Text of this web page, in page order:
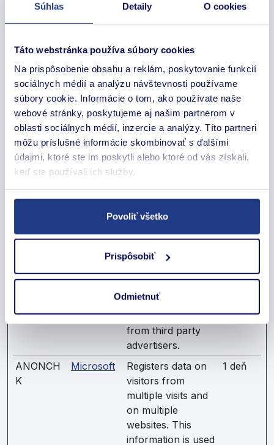
Súhlas Detaily O cookies
Táto webstránka používa súbory cookies
Na prispôsobenie obsahu a reklám, poskytovanie funkcií
sociálnych médií a analýzu návštevnosti používame
súbory cookie. Informácie o tom, ako používate naše
webové stránky, poskytujeme aj našim partnerom v
oblasti sociálnych médií, inzercie a analýzy. Títo partneri
môžu príslušné informácie skombinovať s ďalšími
údajmi, ktoré ste im poskytli alebo ktoré od vás získali,
keď ste používali ich služby.
Povoliť všetko
Prispôsobiť
Odmietnuť
Meno PoskytovateľÚčel
doba
__Secure-
ROLLOUT_
TOKEN
YouTube
Used to track
user’s interaction
with embedded
content.
__Secure-
YEC
YouTube
Stores the user's
video player
preferences using
embedded
YouTube video
Relácia
__Secure-
YouTube
Used to track
with embedded
content.
180 dní
Platforms,
Used by Facebook
to deliver a series
products such as
real time bidding
from third party
advertisers.
mesiac
ANONCH
K
Microsoft
Registers data on
visitors from
multiple visits and
on multiple
websites. This
information is used
1 deň